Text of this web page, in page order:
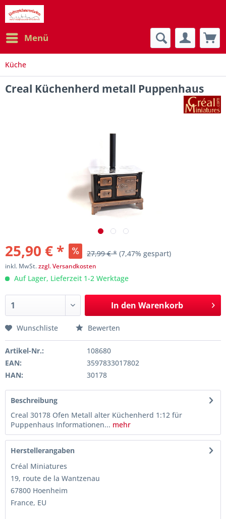
Menü
Küche
Creal Küchenherd metall Puppenhaus
25,90 € * 27,99 € * (7,47% gespart)
inkl. MwSt.zzgl. Versandkosten
Auf Lager, Lieferzeit 1-2 Werktage
In den Warenkorb
Wunschliste Bewerten
Artikel-Nr.:
108680
EAN:
3597833017802
HAN:
30178
Beschreibung
Creal 30178 Ofen Metall alter Küchenherd 1:12 für
Puppenhaus Informationen... mehr
Herstellerangaben
Créal Miniatures
19, route de la Wantzenau
67800 Hoenheim
France, EU